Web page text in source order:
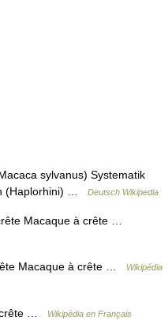
sylvanus) Systematik
(Haplorhini) …
Deutsch Wikipedia
Macaque à crête …
Macaque à crête …
Wikipédia
… Wikipédia en Français